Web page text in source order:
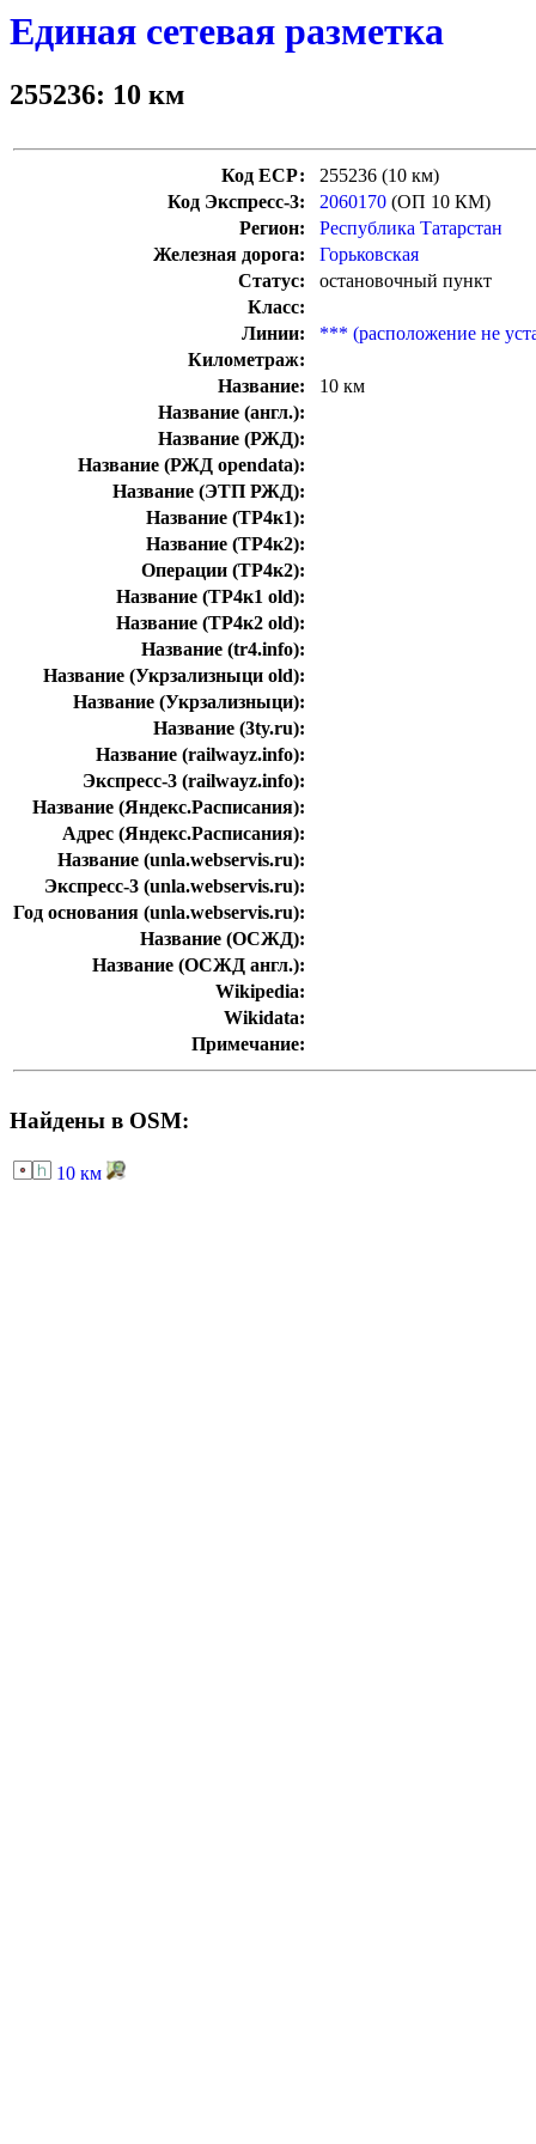
Единая сетевая разметка
255236: 10 км
Код ЕСР:
255236 (10 км)
Код Экспресс-3:
2060170 (ОП 10 КМ)
Регион:
Республика Татарстан
Железная дорога:
Горьковская
Статус:
остановочный пункт
Класс:
Линии:
*** (расположение не
Километраж:
Название:
10 км
Название (англ.):
Название (РЖД):
Название (РЖД opendata):
Название (ЭТП РЖД):
Название (ТР4к1):
Название (ТР4к2):
Операции (ТР4к2):
Название (ТР4к1 old):
Название (ТР4к2 old):
Название (tr4.info):
Название (Укрзализныци old):
Название (Укрзализныци):
Название (3ty.ru):
Название (railwayz.info):
Экспресс-3 (railwayz.info):
Название (Яндекс.Расписания):
Адрес (Яндекс.Расписания):
Название (unla.webservis.ru):
Экспресс-3 (unla.webservis.ru):
Год основания (unla.webservis.ru):
Название (ОСЖД):
Название (ОСЖД англ.):
Wikipedia:
Wikidata:
Примечание:
Найдены в OSM:
10 км